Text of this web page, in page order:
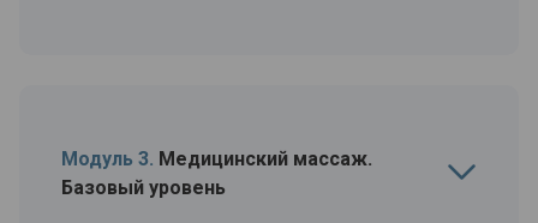
Модуль 3. Медицинский массаж.
Базовый уровень